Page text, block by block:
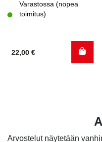
Varastossa (nopea
toimitus)
22,00 €
Arvostelut näytetään